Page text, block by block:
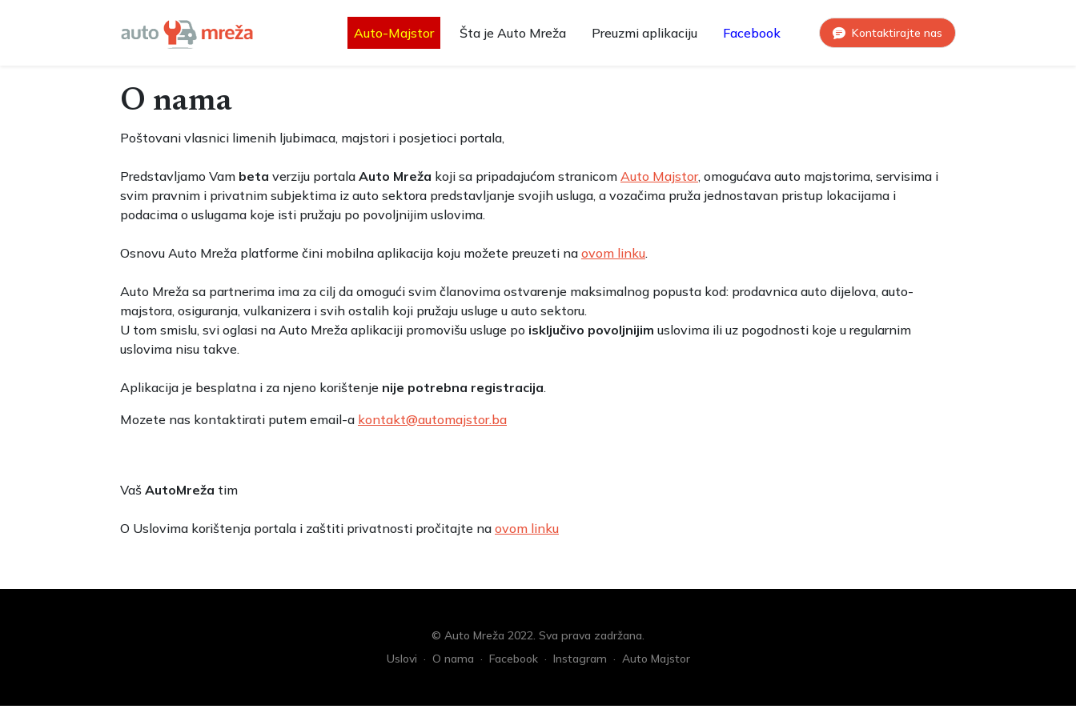
Auto-Majstor Šta je Auto Mreža Preuzmi aplikaciju Facebook Kontaktirajte nas
O nama
Poštovani vlasnici limenih ljubimaca, majstori i posjetioci portala,
Predstavljamo Vam beta verziju portala Auto Mreža koji sa pripadajućom stranicom Auto Majstor, omogućava auto majstorima, servisima i
svim pravnim i privatnim subjektima iz auto sektora predstavljanje svojih usluga, a vozačima pruža jednostavan pristup lokacijama i
podacima o uslugama koje isti pružaju po povoljnijim uslovima.
Osnovu Auto Mreža platforme čini mobilna aplikacija koju možete preuzeti na ovom linku.
Auto Mreža sa partnerima ima za cilj da omogući svim članovima ostvarenje maksimalnog popusta kod: prodavnica auto dijelova, auto-
majstora, osiguranja, vulkanizera i svih ostalih koji pružaju usluge u auto sektoru.
U tom smislu, svi oglasi na Auto Mreža aplikaciji promovišu usluge po isključivo povoljnijim uslovima ili uz pogodnosti koje u regularnim
uslovima nisu takve.
Aplikacija je besplatna i za njeno korištenje nije potrebna registracija.
Mozete nas kontaktirati putem email-a kontakt@automajstor.ba
Vaš AutoMreža tim
O Uslovima korištenja portala i zaštiti privatnosti pročitajte na ovom linku
© Auto Mreža 2022. Sva prava zadržana.
Uslovi · O nama · Facebook · Instagram · Auto Majstor